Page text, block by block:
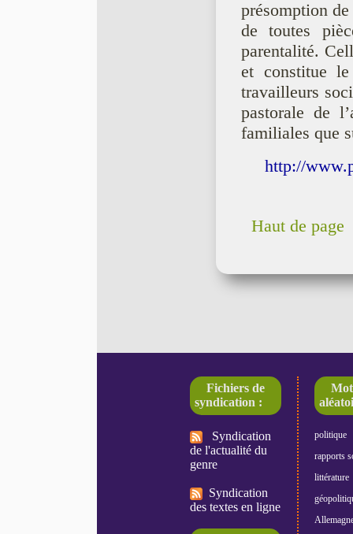
présomption
de toutes
parentalité.
et constitue
travailleurs
pastorale de
familiales que
http://
Haut de page
Fichiers de
syndication :
Syndication
de l'actualité du
genre
Syndication
des textes en ligne
politique
rapports
littérature